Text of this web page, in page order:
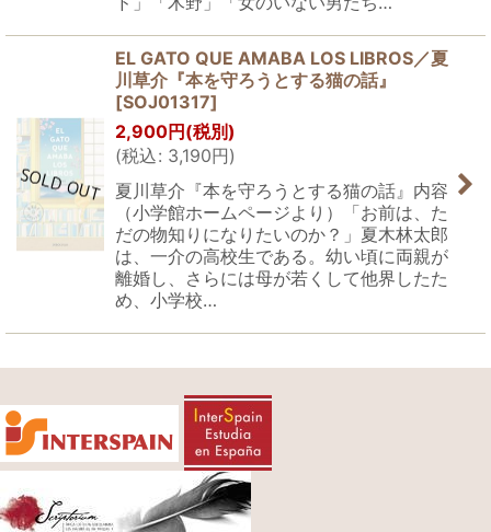
EL GATO QUE AMABA LOS LIBROS／夏
川草介『本を守ろうとする猫の話』
[SOJ01317]
2,900円 (税別)
(税込: 3,190円)
夏川草介『本を守ろうとする猫の話』内容
（小学館ホームページより）「お前は、た
だの物知りになりたいのか？」夏木林太郎
は、一介の高校生である。幼い頃に両親が
離婚し、さらには母が若くして他界したた
め、小学校…